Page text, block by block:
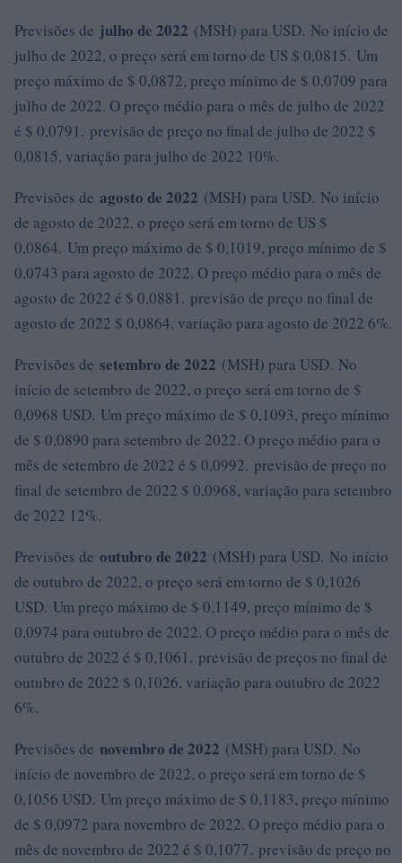
Previsões de julho de 2022 (MSH) para USD. No início de
julho de 2022, o preço será em torno de US $ 0,0815. Um
preço máximo de $ 0,0872, preço mínimo de $ 0,0709 para
julho de 2022. O preço médio para o mês de julho de 2022
é $ 0,0791. previsão de preço no final de julho de 2022 $
0,0815, variação para julho de 2022 10%.
Previsões de agosto de 2022 (MSH) para USD. No início
de agosto de 2022, o preço será em torno de US $
0,0864. Um preço máximo de $ 0,1019, preço mínimo de $
0,0743 para agosto de 2022. O preço médio para o mês de
agosto de 2022 é $ 0,0881. previsão de preço no final de
agosto de 2022 $ 0,0864, ​​variação para agosto de 2022 6%.
Previsões de setembro de 2022 (MSH) para USD. No
início de setembro de 2022, o preço será em torno de $
0,0968 USD. Um preço máximo de $ 0,1093, preço mínimo
de $ 0,0890 para setembro de 2022. O preço médio para o
mês de setembro de 2022 é $ 0,0992. previsão de preço no
final de setembro de 2022 $ 0,0968, variação para setembro
de 2022 12%.
Previsões de outubro de 2022 (MSH) para USD. No início
de outubro de 2022, o preço será em torno de $ 0,1026
USD. Um preço máximo de $ 0,1149, preço mínimo de $
0,0974 para outubro de 2022. O preço médio para o mês de
outubro de 2022 é $ 0,1061. previsão de preços no final de
outubro de 2022 $ 0,1026, variação para outubro de 2022
6%.
Previsões de novembro de 2022 (MSH) para USD. No
início de novembro de 2022, o preço será em torno de $
0,1056 USD. Um preço máximo de $ 0,1183, preço mínimo
de $ 0,0972 para novembro de 2022. O preço médio para o
mês de novembro de 2022 é $ 0,1077. previsão de preço no